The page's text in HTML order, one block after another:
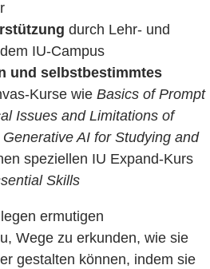
durch Lehr- und
IU-Campus
und selbstbestimmtes
Kurse wie Basics of Prompt
Issues and Limitations of
Generative AI for Studying and
speziellen IU Expand-Kurs
Skills
ermutigen
Wege zu erkunden, wie sie
gestalten können, indem sie